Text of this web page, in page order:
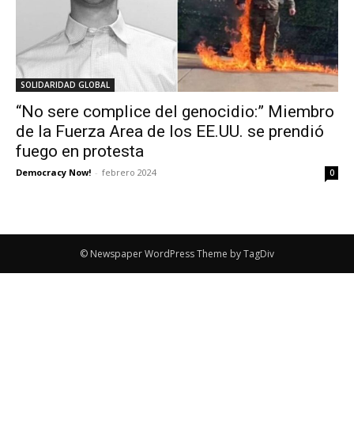
SOLIDARIDAD GLOBAL
“No sere complice del genocidio:” Miembro
de la Fuerza Area de los EE.UU. se prendió
fuego en protesta
Democracy Now! - febrero 2024 0
© Newspaper WordPress Theme by TagDiv